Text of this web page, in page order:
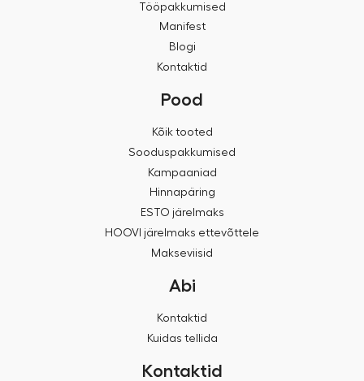
Tööpakkumised
Manifest
Blogi
Kontaktid
Pood
Kõik tooted
Sooduspakkumised
Kampaaniad
Hinnapäring
ESTO järelmaks
HOOVI järelmaks ettevõttele
Makseviisid
Abi
Kontaktid
Kuidas tellida
Kontaktid